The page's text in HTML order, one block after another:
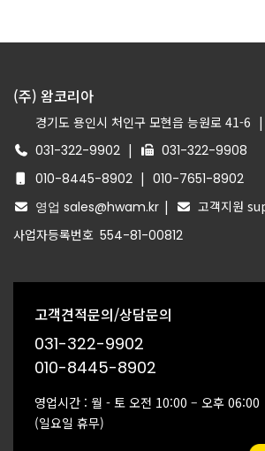
(주) 왐코리아
경기도 용인시 처인구 모현읍 능원로 41-6 |
031-322-9902 |
031-322-9908
010-8445-8902 | 010-7651-8902
영업 sales@hwam.kr |
고객지원
사업자등록번호 554-81-00812
고객견적문의/상담문의
031-322-9902
010-8445-8902
영업시간 : 월 - 토 오전 10:00 – 오후 06:00
(일요일 휴무)